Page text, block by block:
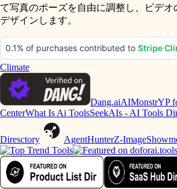
て写真のポーズを自由に調整し、ビデオ
デザインします。
Climate
Dang.aiAIMonstrYP
CenterWhat Is Ai ToolsSeekAIs - AI Tools
Diresctory AgentHunterZ-Image